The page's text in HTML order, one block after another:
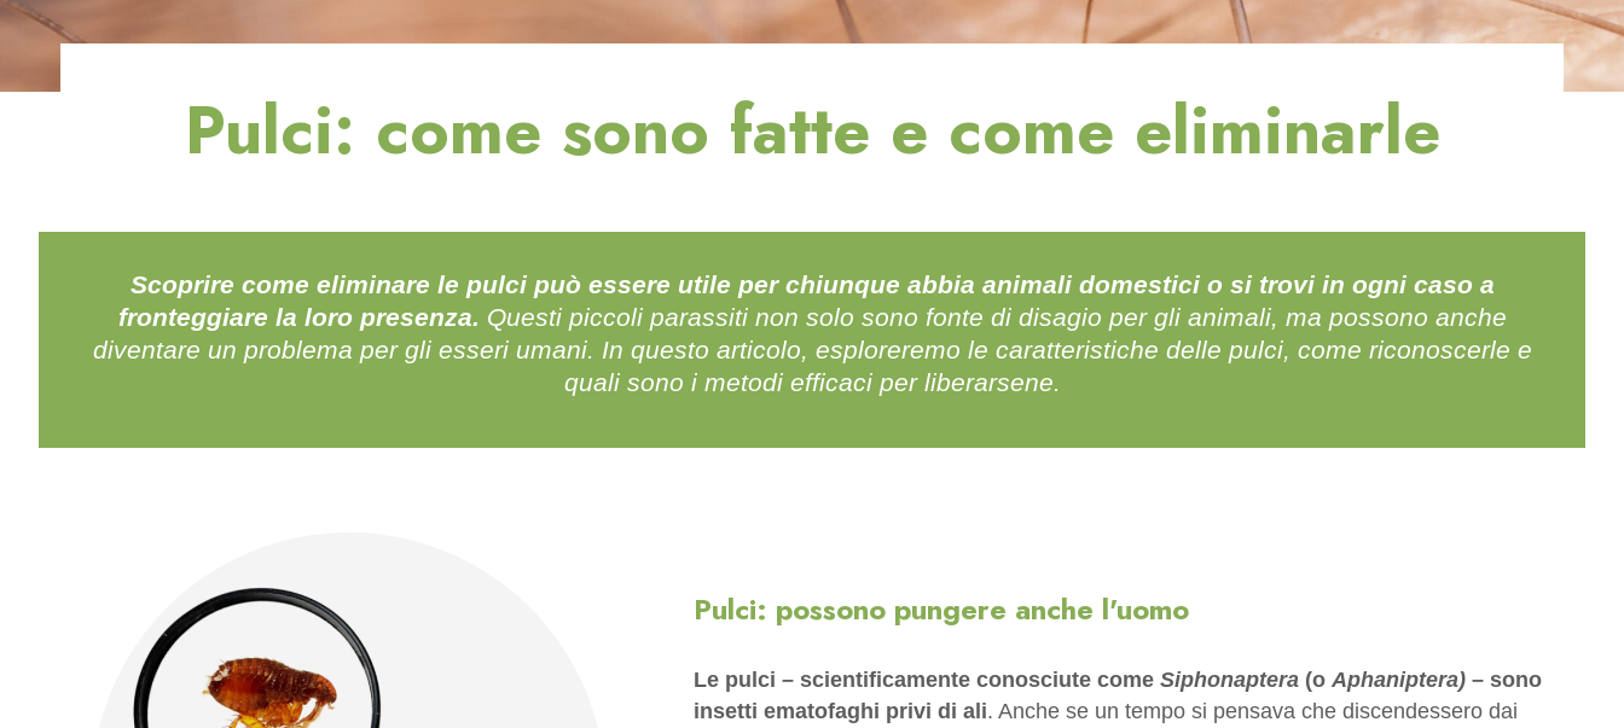
Pulci: come sono fatte e come eliminarle
Scoprire come eliminare le pulci può essere utile per chiunque abbia animali domestici o si trovi in ogni caso a
fronteggiare la loro presenza. Questi piccoli parassiti non solo sono fonte di disagio per gli animali, ma possono anche
diventare un problema per gli esseri umani. In questo articolo, esploreremo le caratteristiche delle pulci, come riconoscerle e
quali sono i metodi efficaci per liberarsene.
Pulci: possono pungere anche l'uomo
Le pulci – scientificamente conosciute come Siphonaptera (o Aphaniptera) – sono
insetti ematofaghi privi di ali. Anche se un tempo si pensava che discendessero dai